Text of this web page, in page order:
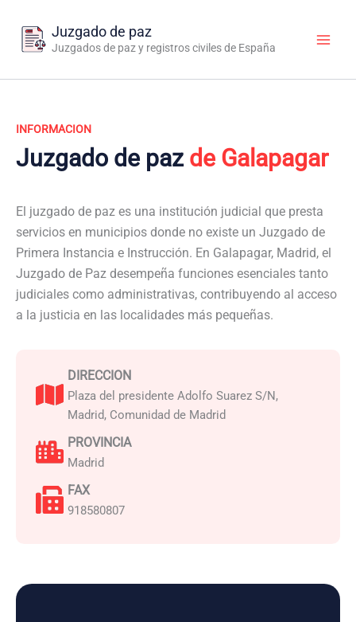
contenido
Juzgado de paz
Juzgados de paz y registros civiles de España
INFORMACION
Juzgado de paz de Galapagar
El juzgado de paz es una institución judicial que presta
servicios en municipios donde no existe un Juzgado de
Primera Instancia e Instrucción. En Galapagar, Madrid, el
Juzgado de Paz desempeña funciones esenciales tanto
judiciales como administrativas, contribuyendo al acceso
a la justicia en las localidades más pequeñas.
DIRECCION
Plaza del presidente Adolfo Suarez S/N,
Madrid, Comunidad de Madrid
PROVINCIA
Madrid
FAX
918580807